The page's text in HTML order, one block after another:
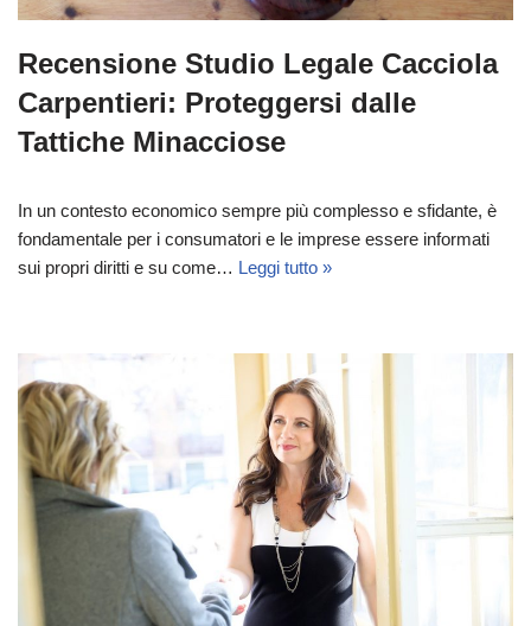
Recensione Studio Legale Cacciola
Carpentieri: Proteggersi dalle
Tattiche Minacciose
In un contesto economico sempre più complesso e sfidante, è
fondamentale per i consumatori e le imprese essere informati
sui propri diritti e su come… Leggi tutto »